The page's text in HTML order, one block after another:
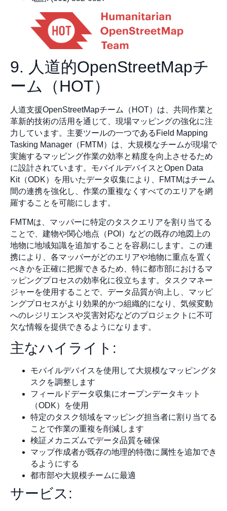
9. 人道的OpenStreetMapチ
ーム（HOT）
人道支援OpenStreetMapチーム（HOT）は、共同作業と
革新的技術の活用を通じて、現場マッピングの強化に注
力しています。主要ツールの一つであるField Mapping
Tasking Manager（FMTM）は、大規模なチームが現場で
実施するマッピング作業の効率と精度を向上させるため
に設計されています。モバイルデバイスとOpen Data
Kit（ODK）を用いたデータ収集により、FMTMはチーム
間の連携を強化し、作業の重複なくすべてのエリアを網
羅することを可能にします。
FMTMは、マッパーに特定のタスクエリアを割り当てる
ことで、建物や関心地点（POI）などの既存の地図上の
地物に地域知識を追加することを容易にします。この連
携により、各マッパーがどのエリアや地物に重点を置く
べきかを正確に把握できるため、特に都市部におけるマ
ッピングプロセスの効率化に役立ちます。タスクマネー
ジャーを使用することで、データ品質が向上し、マッピ
ングプロセスがより効果的かつ組織的になり、気候変動
へのレジリエンスや災害対応などのプロジェクトに不可
欠な情報を提供できるようになります。
主なハイライト:
モバイルデバイスを使用して大規模なマッピングタ
スクを調整します
フィールドデータ収集にオープンデータキット
（ODK）を使用
特定のタスク領域をマッピング担当者に割り当てる
ことで作業の重複を削減します
検証メカニズムでデータ品質を確保
マップ作成者が既存の地理的特徴に属性を追加でき
るようにする
都市部や大規模チームに最適
サービス: